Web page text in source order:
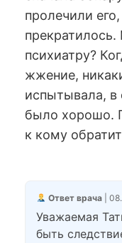
пролечили
психиатру?
жжение,
испытывала, в
было хорошо.
к кому
Ответ врача|
Уважаемая
быть